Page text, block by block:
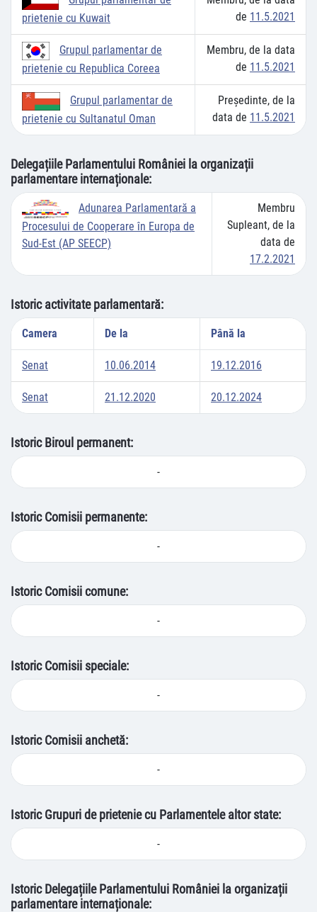
prietenie cu Kuwait
de 11.5.2021
Grupul parlamentar de
prietenie cu Republica Coreea
Membru, de la data
de 11.5.2021
Grupul parlamentar de
prietenie cu Sultanatul Oman
Preşedinte, de la
data de 11.5.2021
Delegațiile Parlamentului României la organizații
parlamentare internaționale:
Adunarea Parlamentară a
Procesului de Cooperare în Europa de
Sud-Est (AP SEECP)
Membru
Supleant, de la
data de
17.2.2021
Istoric activitate parlamentară:
Camera De la Până la
Senat 10.06.2014 19.12.2016
Senat 21.12.2020 20.12.2024
Istoric Biroul permanent:
-
Istoric Comisii permanente:
-
Istoric Comisii comune:
-
Istoric Comisii speciale:
-
Istoric Comisii anchetă:
-
Istoric Grupuri de prietenie cu Parlamentele altor state:
-
Istoric Delegațiile Parlamentului României la organizații
parlamentare internaționale: